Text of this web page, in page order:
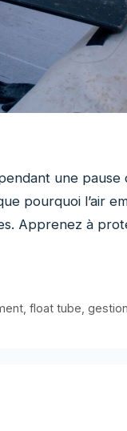
une
pourquoi l’air
Apprenez à
, float tube